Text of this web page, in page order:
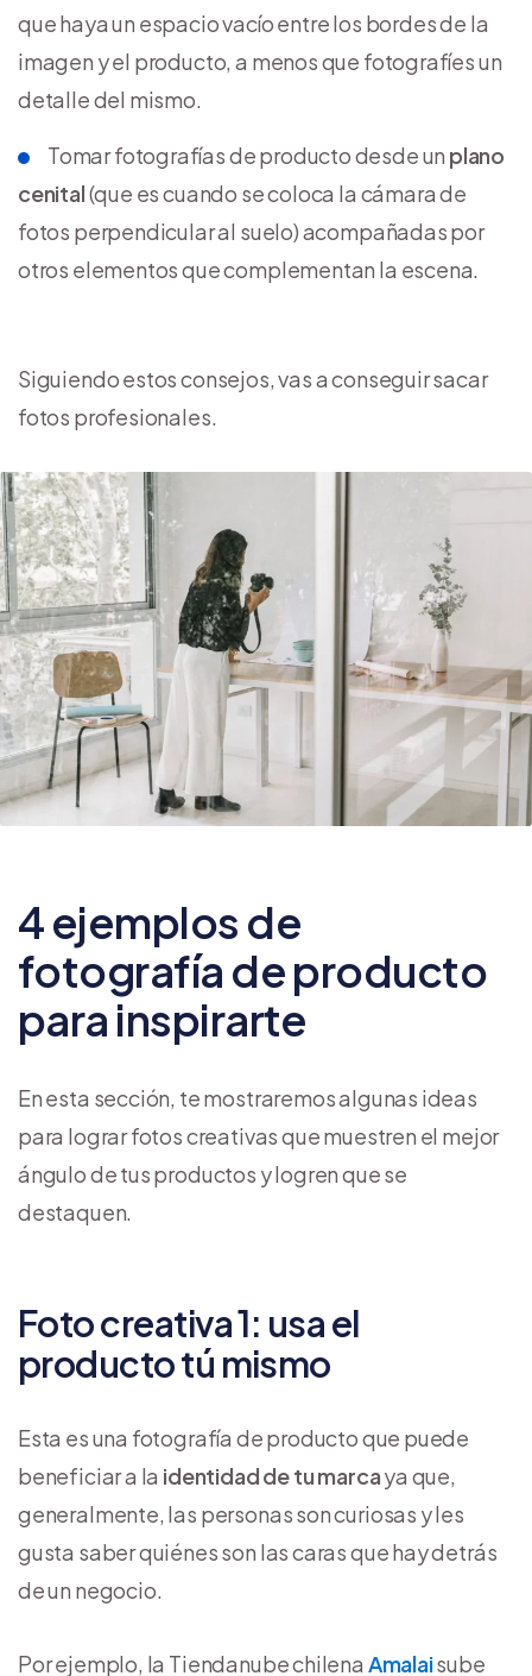
que haya un espacio vacío entre los bordes de la
imagen y el producto, a menos que fotografíes un
detalle del mismo.
Tomar fotografías de producto desde un plano
cenital(que es cuando se coloca la cámara de
fotos perpendicular al suelo) acompañadas por
otros elementos que complementan la escena.
Siguiendo estos consejos, vas a conseguir sacar
fotos profesionales.
4 ejemplos de
fotografía de producto
para inspirarte
En esta sección, te mostraremos algunas ideas
para lograr fotos creativas que muestren el mejor
ángulo de tus productos y logren que se
destaquen.
Foto creativa 1: usa el
producto tú mismo
Esta es una fotografía de producto que puede
beneficiar a la identidad de tu marcaya que,
generalmente, las personas son curiosas y les
gusta saber quiénes son las caras que hay detrás
de un negocio.
Por ejemplo, la Tiendanube chilena Amalaisube